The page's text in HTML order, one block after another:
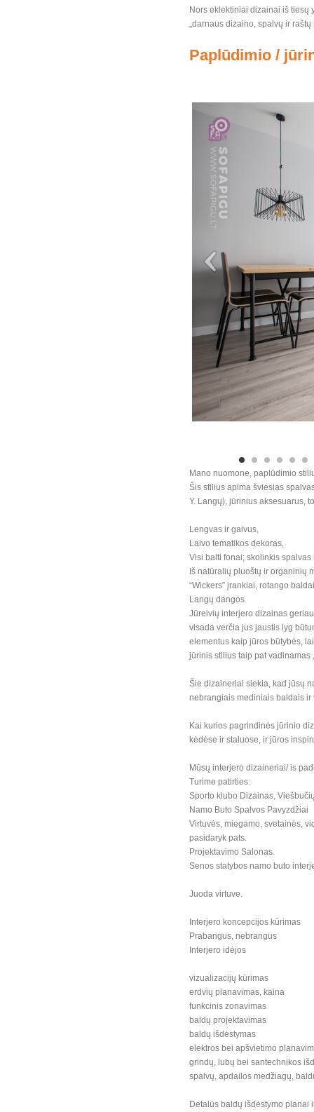
Nors eklektiniai dizainai iš tiesų
„darnaus dizaino, spalvų ir
Paplūdimio /
Mano nuomone, paplūdimio
Šis stilius apima šviesias
Y. Langų), jūrinius aksesuarus,
Lengvas ir gaivus,
Laivo tematikos dekoras,
Visi balti fonai; skolinkis
Iš natūralių pluoštų ir organinių
“Wickers” įrankiai, rotango
Langų dangos
Jūreivių interjero dizainas
visada verčia jus jaustis lyg
elementus kaip jūros būtybės,
jūrinis stilius taip pat vadinamas
Šie dizaineriai siekia, kad jūsų
nebrangiais mediniais baldais
Kai kurios pagrindinės jūrinio
kėdėse ir staluose, ir jūros
Mūsų interjero dizaineriai/ is
Turime patirties:
Sporto klubo Dizainas,
Namo Buto Spalvos Pavyzdžiai
Virtuvės, miegamo, svetainės,
pasidaryk pats.
Projektavimo Salonas.
Senos statybos namo buto
Juoda virtuve.
Interjero koncepcijos kūrimas
Prabangus, nebrangus
Interjero idėjos
vizualizacijų kūrimas
erdvių planavimas, kaina
funkcinis zonavimas
baldų projektavimas
baldų išdėstymas
elektros bei apšvietimo
grindų, lubų bei santechnikos
spalvų, apdailos medžiagų,
Detalūs baldų išdėstymo planai